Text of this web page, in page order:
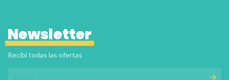
Newsletter
Recibí todas las ofertas